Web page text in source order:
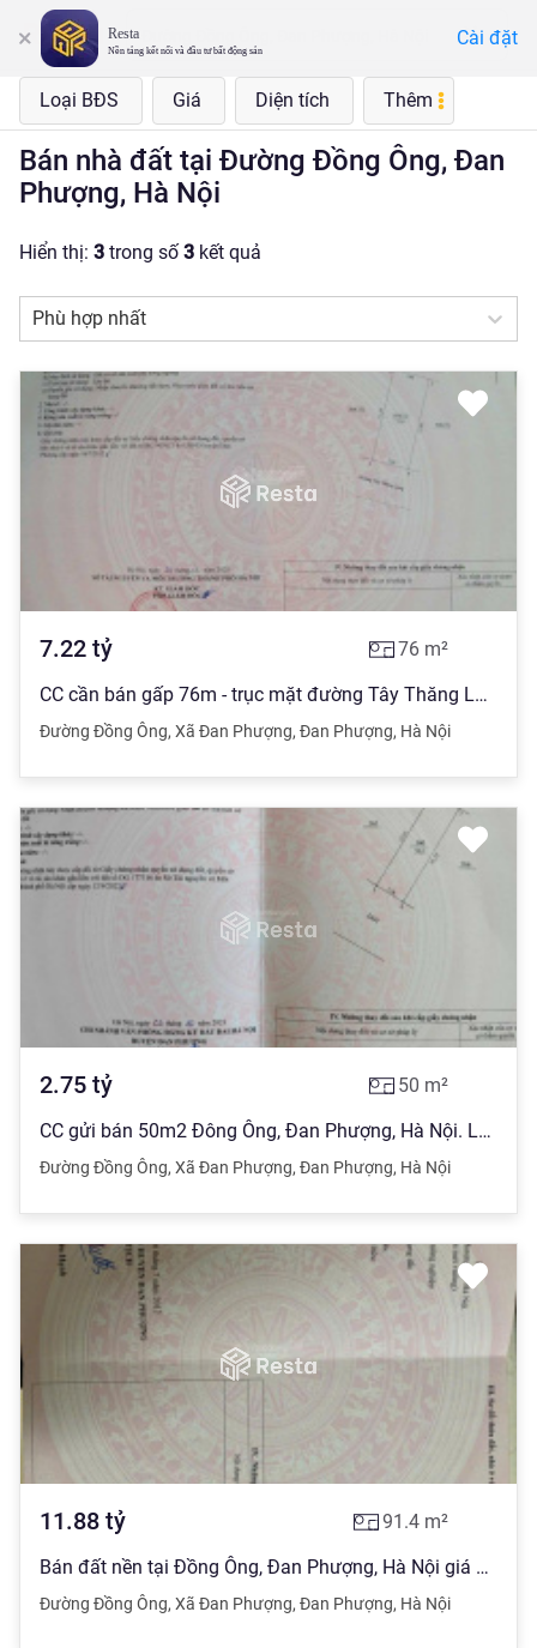
Resta
Nền tảng kết nối và đầu tư bất động sản
Cài đặt
Loại BĐS Giá Diện tích Thêm
Bán nhà đất tại Đường Đồng Ông, Đan
Phượng, Hà Nội
Hiển thị: 3 trong số3 kết quả
Phù hợp nhất
7.22 tỷ 76 m²
CC cần bán gấp 76m - trục mặt đường Tây Thăng Long - Đồng Ông - Đan Phượng - Hà Nội, mặt tiền 5.44m
Đường Đồng Ông, Xã Đan Phượng, Đan Phượng, Hà Nội
2.75 tỷ 50 m²
CC gửi bán 50m2 Đông Ông, Đan Phượng, Hà Nội. LH: 0965 023 ***
Đường Đồng Ông, Xã Đan Phượng, Đan Phượng, Hà Nội
11.88 tỷ 91.4 m²
Bán đất nền tại Đồng Ông, Đan Phượng, Hà Nội giá cực chất 11,882 tỷ, 91,4m2
Đường Đồng Ông, Xã Đan Phượng, Đan Phượng, Hà Nội